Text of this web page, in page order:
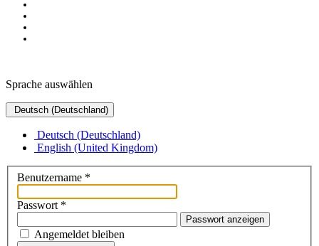
Sprache auswählen
Deutsch (Deutschland)
Deutsch (Deutschland)
English (United Kingdom)
Benutzername *
Passwort *
Passwort anzeigen
Angemeldet bleiben